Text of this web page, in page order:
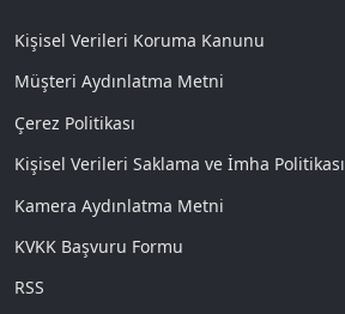
Kişisel Verileri Koruma Kanunu
Müşteri Aydınlatma Metni
Çerez Politikası
Kişisel Verileri Saklama ve İmha Politikası
Kamera Aydınlatma Metni
KVKK Başvuru Formu
RSS